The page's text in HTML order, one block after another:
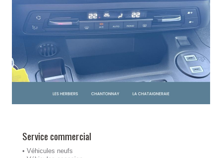
Service commercial
• Véhicules neufs